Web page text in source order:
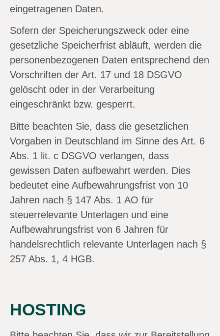
eingetragenen Daten.
Sofern der Speicherungszweck oder eine
gesetzliche Speicherfrist abläuft, werden die
personenbezogenen Daten entsprechend den
Vorschriften der Art. 17 und 18 DSGVO
gelöscht oder in der Verarbeitung
eingeschränkt bzw. gesperrt.
Bitte beachten Sie, dass die gesetzlichen
Vorgaben in Deutschland im Sinne des Art. 6
Abs. 1 lit. c DSGVO verlangen, dass
gewissen Daten aufbewahrt werden. Dies
bedeutet eine Aufbewahrungsfrist von 10
Jahren nach § 147 Abs. 1 AO für
steuerrelevante Unterlagen und eine
Aufbewahrungsfrist von 6 Jahren für
handelsrechtlich relevante Unterlagen nach §
257 Abs. 1, 4 HGB.
HOSTING